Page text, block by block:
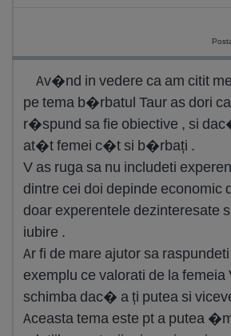
Av�nd in vedere ca am citit
pe tema b�rbatul Taur as dori
r�spund sa fie obiective , si
at�t femei c�t si b�rbați .
V as ruga sa nu includeti
dintre cei doi depinde economic
doar experentele dezinteresate
iubire .
Ar fi de mare ajutor sa
exemplu ce valorati de la femeia
schimba dac� a ți putea si
Aceasta tema este pt a putea